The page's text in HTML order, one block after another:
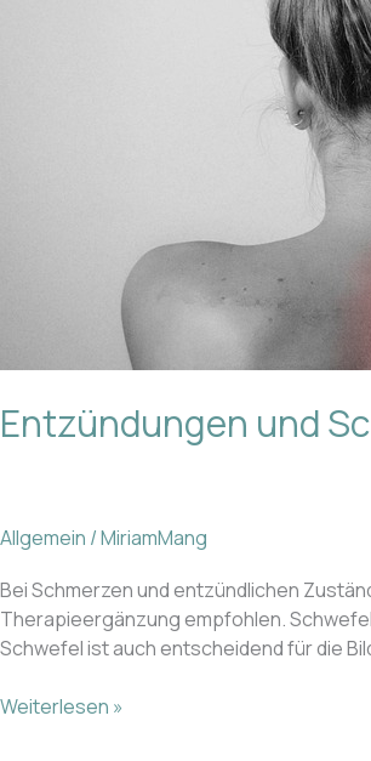
Entzündungen und
Allgemein /MiriamMang
Bei Schmerzen und entzündlichen
Therapieergänzung empfohlen.
Schwefel ist auch entscheidend für die
Weiterlesen »